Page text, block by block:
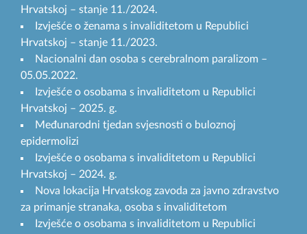
Hrvatskoj – stanje 11./2024.
Izvješće o ženama s invaliditetom u Republici
Hrvatskoj – stanje 11./2023.
Nacionalni dan osoba s cerebralnom paralizom –
05.05.2022.
Izvješće o osobama s invaliditetom u Republici
Hrvatskoj – 2025. g.
Međunarodni tjedan svjesnosti o buloznoj
epidermolizi
Izvješće o osobama s invaliditetom u Republici
Hrvatskoj – 2024. g.
Nova lokacija Hrvatskog zavoda za javno zdravstvo
za primanje stranaka, osoba s invaliditetom
Izvješće o osobama s invaliditetom u Republici